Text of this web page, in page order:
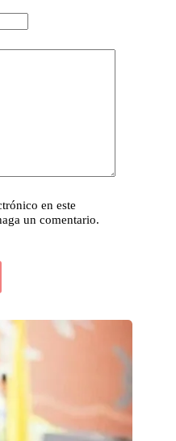
en este
un comentario.